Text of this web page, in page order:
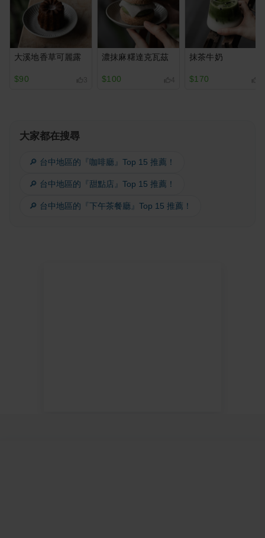
大溪地香草可麗露
$90 3
濃抹麻糬達克瓦茲
$100 4
抹茶牛奶
$170
大家都在搜尋
🔎 台中地區的『咖啡廳』Top 15 推薦！
🔎 台中地區的『甜點店』Top 15 推薦！
🔎 台中地區的『下午茶餐廳』Top 15 推薦！